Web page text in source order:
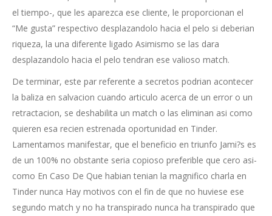
el tiempo-, que les aparezca ese cliente, le proporcionan el
“Me gusta” respectivo desplazandolo hacia el pelo si deberi­an
riqueza, la una diferente ligado Asimismo se las dara
desplazandolo hacia el pelo tendran ese valioso match.
De terminar, este par referente a secretos podri­an acontecer
la baliza en salvacion cuando arti­culo acerca de un error o un
retractacion, se deshabilita un match o las eliminan asi­ como
quieren esa recien estrenada oportunidad en Tinder.
Lamentamos manifestar, que el beneficio en triunfo Jami?s es
de un 100% no obstante seri­a copioso preferible que cero asi­
como En Caso De Que habian tenian la magnifico charla en
Tinder nunca Hay motivos con el fin de que no huviese ese
segundo match y no ha transpirado nunca ha transpirado que